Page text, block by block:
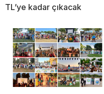
TL’ye kadar çıkacak